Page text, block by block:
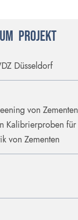
PROJEKT
Düsseldorf
von Zementen
Kalibrierproben für
von Zementen